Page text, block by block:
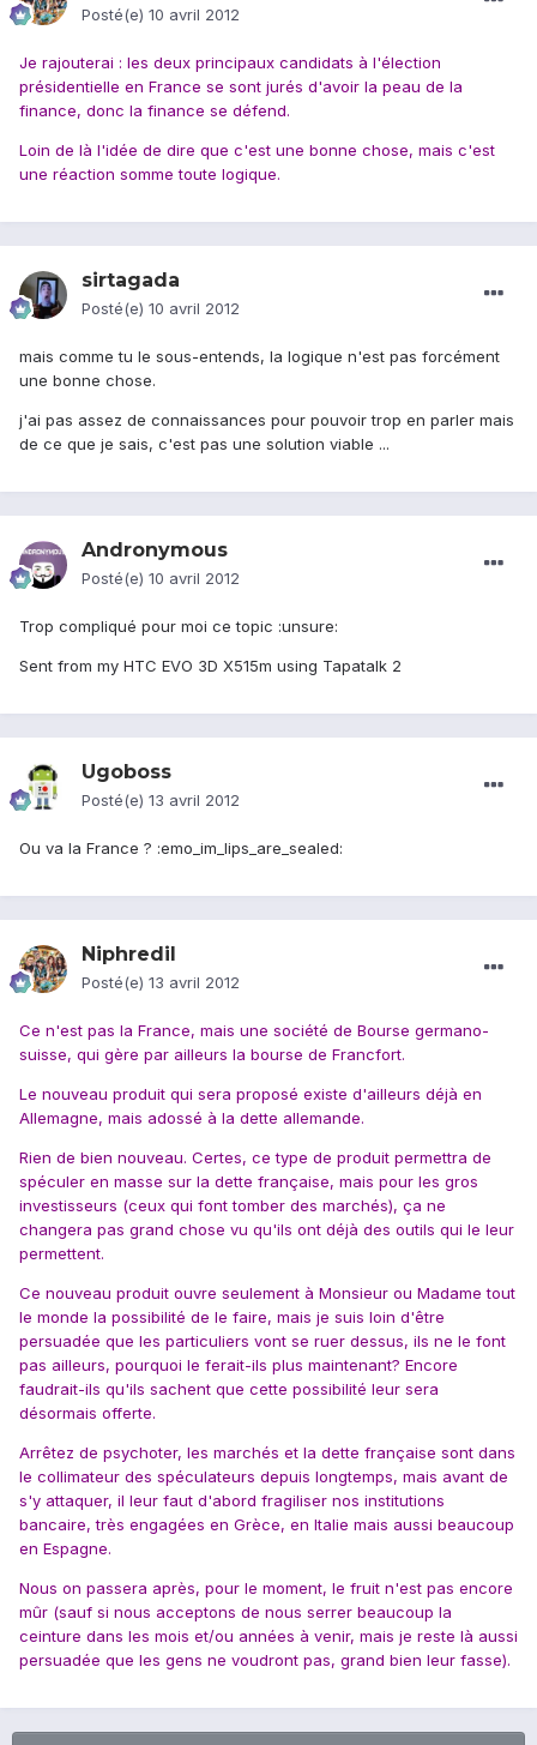
Posté(e) 10 avril 2012
Je rajouterai : les deux principaux candidats à l'élection
présidentielle en France se sont jurés d'avoir la peau de la
finance, donc la finance se défend.
Loin de là l'idée de dire que c'est une bonne chose, mais c'est
une réaction somme toute logique.
sirtagada
Posté(e) 10 avril 2012
mais comme tu le sous-entends, la logique n'est pas forcément
une bonne chose.
j'ai pas assez de connaissances pour pouvoir trop en parler mais
de ce que je sais, c'est pas une solution viable ...
Andronymous
Posté(e) 10 avril 2012
Trop compliqué pour moi ce topic :unsure:
Sent from my HTC EVO 3D X515m using Tapatalk 2
Ugoboss
Posté(e) 13 avril 2012
Ou va la France ? :emo_im_lips_are_sealed:
Niphredil
Posté(e) 13 avril 2012
Ce n'est pas la France, mais une société de Bourse germano-
suisse, qui gère par ailleurs la bourse de Francfort.
Le nouveau produit qui sera proposé existe d'ailleurs déjà en
Allemagne, mais adossé à la dette allemande.
Rien de bien nouveau. Certes, ce type de produit permettra de
spéculer en masse sur la dette française, mais pour les gros
investisseurs (ceux qui font tomber des marchés), ça ne
changera pas grand chose vu qu'ils ont déjà des outils qui le leur
permettent.
Ce nouveau produit ouvre seulement à Monsieur ou Madame tout
le monde la possibilité de le faire, mais je suis loin d'être
persuadée que les particuliers vont se ruer dessus, ils ne le font
pas ailleurs, pourquoi le ferait-ils plus maintenant? Encore
faudrait-ils qu'ils sachent que cette possibilité leur sera
désormais offerte.
Arrêtez de psychoter, les marchés et la dette française sont dans
le collimateur des spéculateurs depuis longtemps, mais avant de
s'y attaquer, il leur faut d'abord fragiliser nos institutions
bancaire, très engagées en Grèce, en Italie mais aussi beaucoup
en Espagne.
Nous on passera après, pour le moment, le fruit n'est pas encore
mûr (sauf si nous acceptons de nous serrer beaucoup la
ceinture dans les mois et/ou années à venir, mais je reste là aussi
persuadée que les gens ne voudront pas, grand bien leur fasse).